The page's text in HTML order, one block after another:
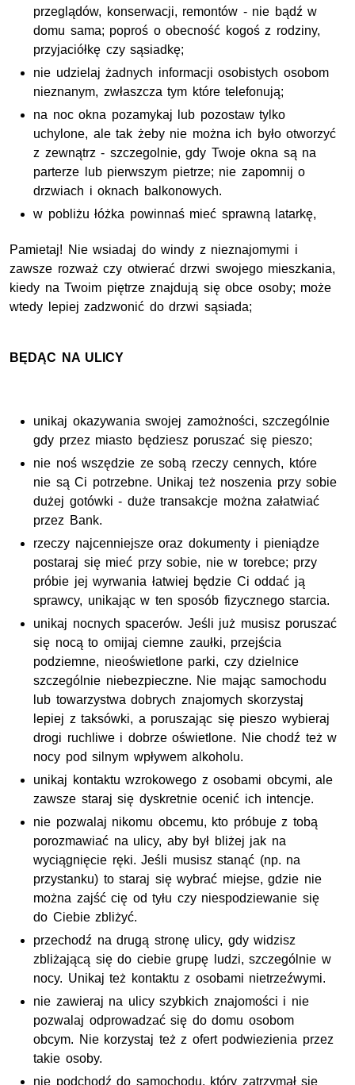
przeglądów, konserwacji, remontów - nie bądź w
domu sama; poproś o obecność kogoś z rodziny,
przyjaciółkę czy sąsiadkę;
nie udzielaj żadnych informacji osobistych osobom
nieznanym, zwłaszcza tym które telefonują;
na noc okna pozamykaj lub pozostaw tylko
uchylone, ale tak żeby nie można ich było otworzyć
z zewnątrz - szczegolnie, gdy Twoje okna są na
parterze lub pierwszym pietrze; nie zapomnij o
drzwiach i oknach balkonowych.
w pobliżu łóżka powinnaś mieć sprawną latarkę,
Pamietaj! Nie wsiadaj do windy z nieznajomymi i
zawsze rozważ czy otwierać drzwi swojego mieszkania,
kiedy na Twoim piętrze znajdują się obce osoby; może
wtedy lepiej zadzwonić do drzwi sąsiada;
BĘDĄC NA ULICY
unikaj okazywania swojej zamożności, szczególnie
gdy przez miasto będziesz poruszać się pieszo;
nie noś wszędzie ze sobą rzeczy cennych, które
nie są Ci potrzebne. Unikaj też noszenia przy sobie
dużej gotówki - duże transakcje można załatwiać
przez Bank.
rzeczy najcenniejsze oraz dokumenty i pieniądze
postaraj się mieć przy sobie, nie w torebce; przy
próbie jej wyrwania łatwiej będzie Ci oddać ją
sprawcy, unikając w ten sposób fizycznego starcia.
unikaj nocnych spacerów. Jeśli już musisz poruszać
się nocą to omijaj ciemne zaułki, przejścia
podziemne, nieoświetlone parki, czy dzielnice
szczególnie niebezpieczne. Nie mając samochodu
lub towarzystwa dobrych znajomych skorzystaj
lepiej z taksówki, a poruszając się pieszo wybieraj
drogi ruchliwe i dobrze oświetlone. Nie chodź też w
nocy pod silnym wpływem alkoholu.
unikaj kontaktu wzrokowego z osobami obcymi, ale
zawsze staraj się dyskretnie ocenić ich intencje.
nie pozwalaj nikomu obcemu, kto próbuje z tobą
porozmawiać na ulicy, aby był bliżej jak na
wyciągnięcie ręki. Jeśli musisz stanąć (np. na
przystanku) to staraj się wybrać miejse, gdzie nie
można zajść cię od tyłu czy niespodziewanie się
do Ciebie zbliżyć.
przechodź na drugą stronę ulicy, gdy widzisz
zbliżającą się do ciebie grupę ludzi, szczególnie w
nocy. Unikaj też kontaktu z osobami nietrzeźwymi.
nie zawieraj na ulicy szybkich znajomości i nie
pozwalaj odprowadzać się do domu osobom
obcym. Nie korzystaj też z ofert podwiezienia przez
takie osoby.
nie podchodź do samochodu, który zatrzymał się